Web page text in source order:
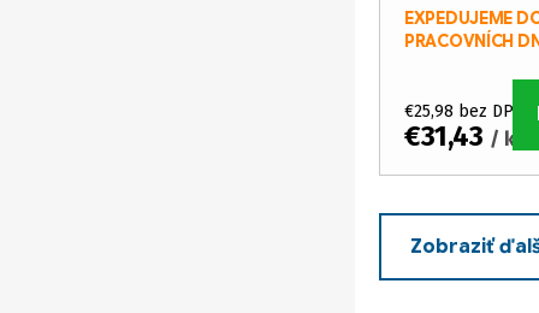
EXPEDUJEME
PRACOVNÍCH
€25,98 bez DPH
€31,43 / ks
O
Zobraziť